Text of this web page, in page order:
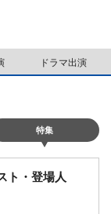
ドラマ出演
特集
ト・登場人